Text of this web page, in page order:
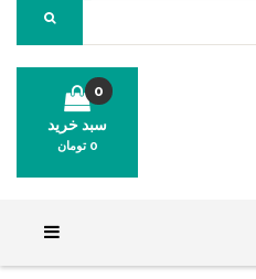
سبد خرید
0
0 تومان